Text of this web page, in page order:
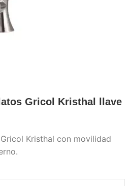
Gricol Kristhal llave
Kristhal con movilidad